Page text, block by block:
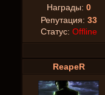
Награды: 0
Репутация: 33
Статус: Offline
ReapeR